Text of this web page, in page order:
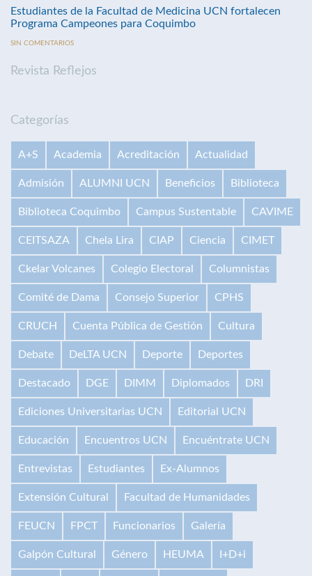
Estudiantes de la Facultad de Medicina UCN fortalecen
Programa Campeones para Coquimbo
SIN COMENTARIOS
Revista Reflejos
Categorías
A+S Academia Acreditación Actualidad
Admisión ALUMNI UCN Beneficios Biblioteca
Biblioteca Coquimbo Campus Sustentable CAVIME
CEITSAZA Chela Lira CIAP Ciencia CIMET
Ckelar Volcanes Colegio Electoral Columnistas
Comité de Dama Consejo Superior CPHS
CRUCH Cuenta Pública de Gestión Cultura
Debate DeLTA UCN Deporte Deportes
Destacado DGE DIMM Diplomados DRI
Ediciones Universitarias UCN Editorial UCN
Educación Encuentros UCN Encuéntrate UCN
Entrevistas Estudiantes Ex-Alumnos
Extensión Cultural Facultad de Humanidades
FEUCN FPCT Funcionarios Galería
Galpón Cultural Género HEUMA I+D+i